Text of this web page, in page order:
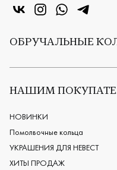
«Центр колец» в VK
«Центр колец» в
«Центр«Центр
ОБРУЧАЛЬНЫЕ
Все обручальные кольца
Европейские обручальные
Мужские обручальные кольца
Женские обручальные кольца
Обручальные кольца из платины
Дизайнерские обручальные
НАШИМ
НОВИНКИ
Помолвочные кольца
УКРАШЕНИЯ ДЛЯ НЕВЕСТ
ХИТЫ ПРОДАЖ